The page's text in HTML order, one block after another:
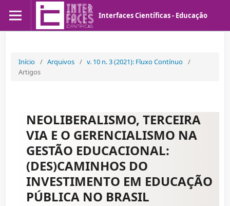
Interfaces Científicas - Educação
Início / Arquivos / v. 10 n. 3 (2021): Fluxo Contínuo /
Artigos
NEOLIBERALISMO, TERCEIRA
VIA E O GERENCIALISMO NA
GESTÃO EDUCACIONAL:
(DES)CAMINHOS DO
INVESTIMENTO EM EDUCAÇÃO
PÚBLICA NO BRASIL